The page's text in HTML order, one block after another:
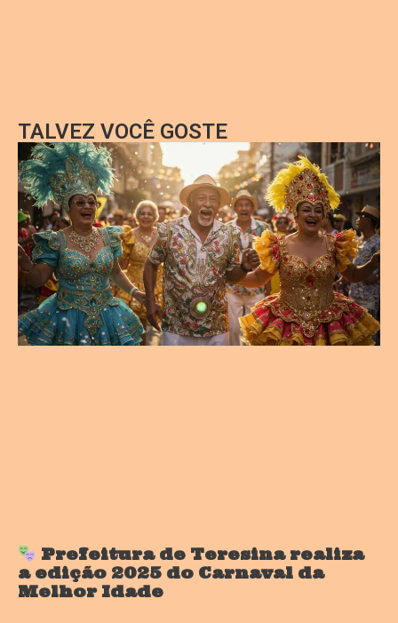
TALVEZ VOCÊ GOSTE
Prefeitura de Teresina realiza
a edição 2025 do Carnaval da
Melhor Idade